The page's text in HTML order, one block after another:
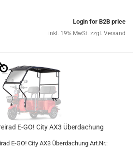
Login for B2B price
inkl. 19% MwSt. zzgl. Versand
E-GO! City AX3 Überdachung
E-GO! City AX3 Überdachung Art.Nr.: